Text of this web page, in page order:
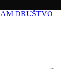
DRUŠTVO